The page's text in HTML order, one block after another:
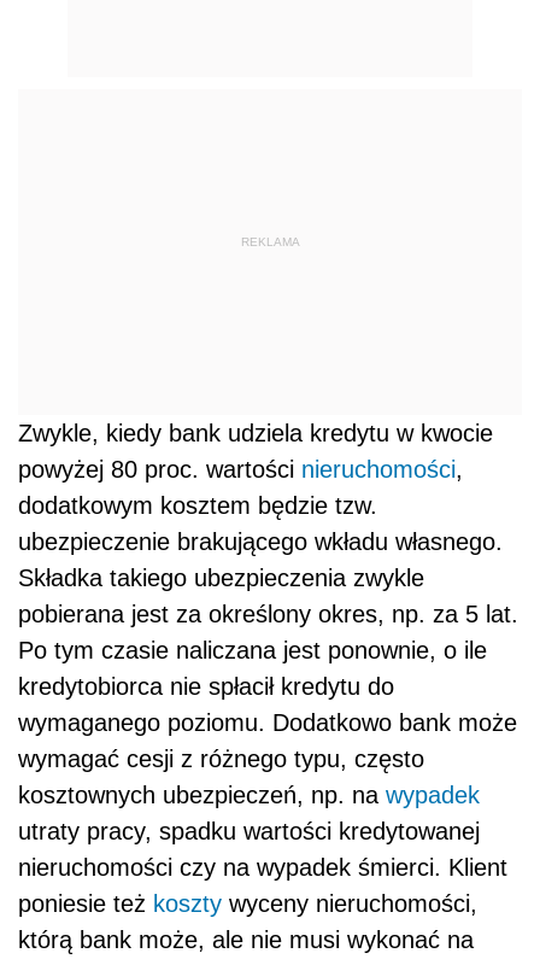
REKLAMA
Zwykle, kiedy bank udziela kredytu w kwocie
powyżej 80 proc. wartości nieruchomości,
dodatkowym kosztem będzie tzw.
ubezpieczenie brakującego wkładu własnego.
Składka takiego ubezpieczenia zwykle
pobierana jest za określony okres, np. za 5 lat.
Po tym czasie naliczana jest ponownie, o ile
kredytobiorca nie spłacił kredytu do
wymaganego poziomu. Dodatkowo bank może
wymagać cesji z różnego typu, często
kosztownych ubezpieczeń, np. na wypadek
utraty pracy, spadku wartości kredytowanej
nieruchomości czy na wypadek śmierci. Klient
poniesie też koszty wyceny nieruchomości,
którą bank może, ale nie musi wykonać na